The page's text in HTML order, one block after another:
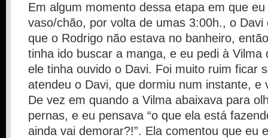
Em algum momento dessa etapa em que
vaso/chão, por volta de umas 3:00h., o Davi
que o Rodrigo não estava no banheiro,
tinha ido buscar a manga, e eu pedi à Vilma
ele tinha ouvido o Davi. Foi muito ruim ficar
atendeu o Davi, que dormiu num instante, e
De vez em quando a Vilma abaixava para
pernas, e eu pensava “o que ela está
ainda vai demorar?!”. Ela comentou que eu